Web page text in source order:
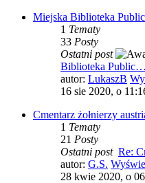
Miejska Biblioteka
1 Tematy
33 Posty
Ostatni post
Biblioteka Public…
autor: LukaszB
16 sie 2020, o
Cmentarz żołnierzy
1 Tematy
21 Posty
Ostatni post Re:
autor: G.S.
28 kwie 2020, o